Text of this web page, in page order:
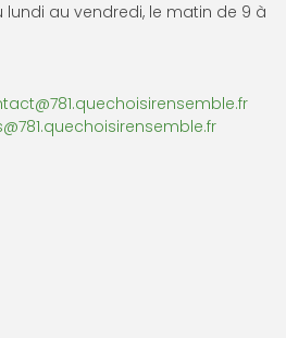
au vendredi, le matin de 9 à